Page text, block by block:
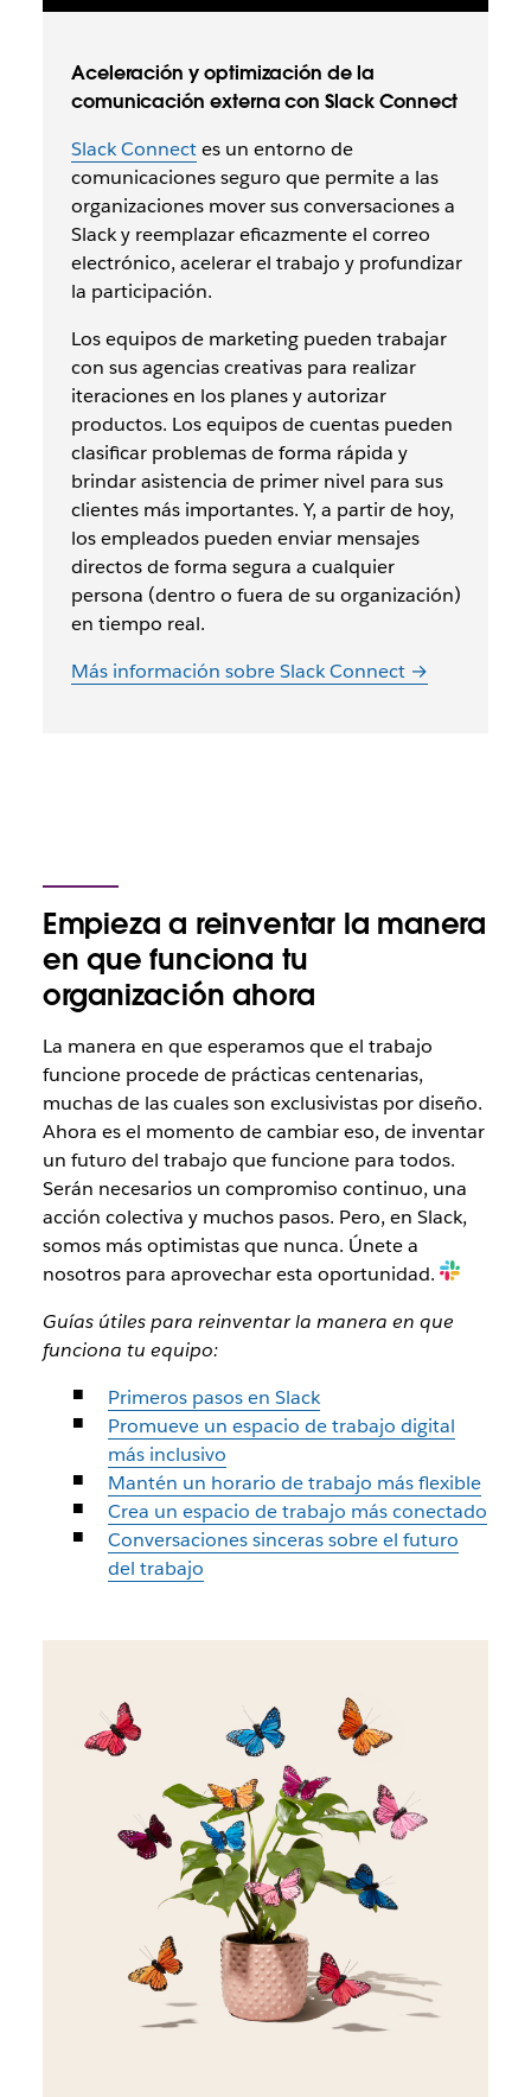
Aceleración y optimización de la
comunicación externa con Slack Connect
Slack Connectes un entorno de
comunicaciones seguro que permite a las
organizaciones mover sus conversaciones a
Slack y reemplazar eficazmente el correo
electrónico, acelerar el trabajo y profundizar
la participación.
Los equipos de marketing pueden trabajar
con sus agencias creativas para realizar
iteraciones en los planes y autorizar
productos. Los equipos de cuentas pueden
clasificar problemas de forma rápida y
brindar asistencia de primer nivel para sus
clientes más importantes. Y, a partir de hoy,
los empleados pueden enviar mensajes
directos de forma segura a cualquier
persona (dentro o fuera de su organización)
en tiempo real.
Más información sobre Slack Connect →
Empieza a reinventar la manera
en que funciona tu
organización ahora
La manera en que esperamos que el trabajo
funcione procede de prácticas centenarias,
muchas de las cuales son exclusivistas por diseño.
Ahora es el momento de cambiar eso, de inventar
un futuro del trabajo que funcione para todos.
Serán necesarios un compromiso continuo, una
acción colectiva y muchos pasos. Pero, en Slack,
somos más optimistas que nunca. Únete a
nosotros para aprovechar esta oportunidad.
Guías útiles para reinventar la manera en que
funciona tu equipo:
Primeros pasos en Slack
Promueve un espacio de trabajo digital
más inclusivo
Mantén un horario de trabajo más flexible
Crea un espacio de trabajo más conectado
Conversaciones sinceras sobre el futuro
del trabajo